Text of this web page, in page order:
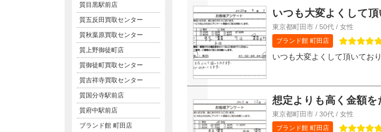
いつも大変よくして
東京都町田市 / 50代 / 女性
ブランド館 町田店
いつも大変よくして頂いてお
想定よりも高く金額
東京都町田市 / 30代 / 女性
ブランド館 町田店
質目黒駅前店
質五反田買取センター
質秋葉原買取センター
質上野御徒町店
質御徒町買取センター
質吉祥寺買取センター
質国分寺駅前店
質府中駅前店
ブランド館 町田店